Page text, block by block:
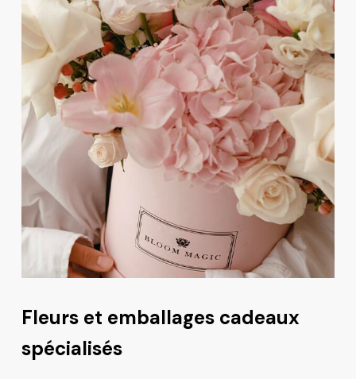
Fleurs et emballages cadeaux
spécialisés